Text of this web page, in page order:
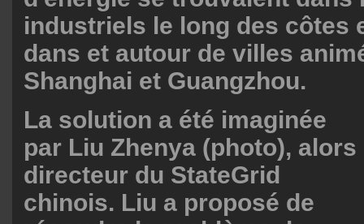
industriels le long des côtes
dans et autour de villes
Shanghai et Guangzhou.
La solution a été imaginée
par Liu Zhenya (photo), alors
directeur du StateGrid
chinois. Liu a proposé de